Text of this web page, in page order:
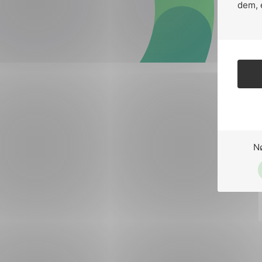
dem,
Forsvar og beredskap
Industri og automatisering
Lavspenning
Maritime elinstallasjoner